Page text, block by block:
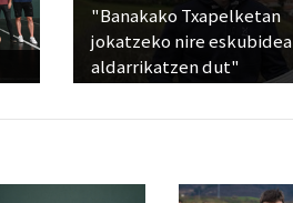
"Banakako Txapelketan
jokatzeko nire eskubidea
aldarrikatzen dut"